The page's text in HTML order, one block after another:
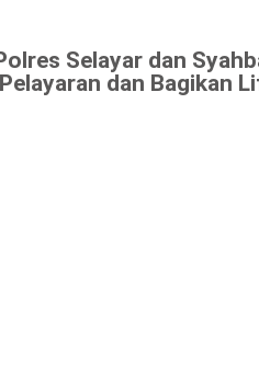
Selayar dan
dan Bagikan